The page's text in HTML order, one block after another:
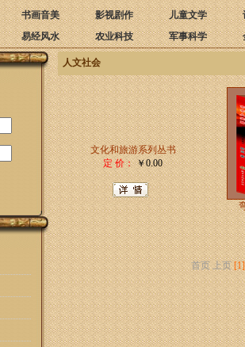
书画音美 影视剧作 儿童文学
易经风水 农业科技 军事科学
人文社会
文化和旅游系列丛书
定 价：￥0.00
首页 上页 [1]